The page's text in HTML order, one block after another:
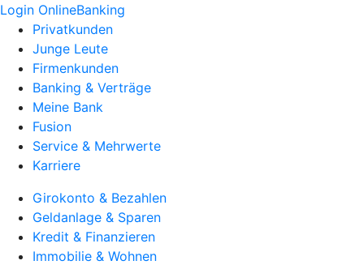
Login OnlineBanking
Privatkunden
Junge Leute
Firmenkunden
Banking & Verträge
Meine Bank
Fusion
Service & Mehrwerte
Karriere
Girokonto & Bezahlen
Geldanlage & Sparen
Kredit & Finanzieren
Immobilie & Wohnen